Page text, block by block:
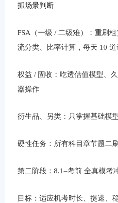
抓场景判断
FSA（一级 / 二级难）：重刷
流分类、比率计算，每天 10 道
权益 / 固收：吃透估值模型、
器操作
衍生品、另类：只掌握基础模
硬性任务：所有科目章节题二
第二阶段：8.1–考前 全真模考
目标：适应机考时长、提速、